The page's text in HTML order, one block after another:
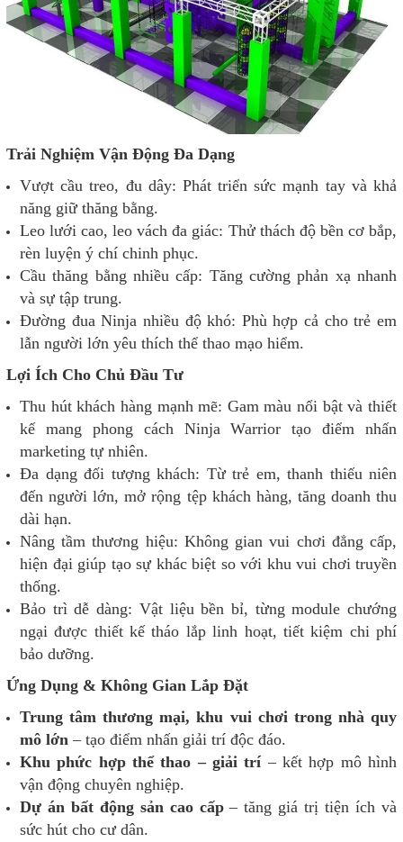
Trải Nghiệm Vận Động Đa Dạng
Vượt cầu treo, đu dây: Phát triển sức mạnh tay và khả
năng giữ thăng bằng.
Leo lưới cao, leo vách đa giác: Thử thách độ bền cơ bắp,
rèn luyện ý chí chinh phục.
Cầu thăng bằng nhiều cấp: Tăng cường phản xạ nhanh
và sự tập trung.
Đường đua Ninja nhiều độ khó: Phù hợp cả cho trẻ em
lẫn người lớn yêu thích thể thao mạo hiểm.
Lợi Ích Cho Chủ Đầu Tư
Thu hút khách hàng mạnh mẽ: Gam màu nổi bật và thiết
kế mang phong cách Ninja Warrior tạo điểm nhấn
marketing tự nhiên.
Đa dạng đối tượng khách: Từ trẻ em, thanh thiếu niên
đến người lớn, mở rộng tệp khách hàng, tăng doanh thu
dài hạn.
Nâng tầm thương hiệu: Không gian vui chơi đẳng cấp,
hiện đại giúp tạo sự khác biệt so với khu vui chơi truyền
thống.
Bảo trì dễ dàng: Vật liệu bền bỉ, từng module chướng
ngại được thiết kế tháo lắp linh hoạt, tiết kiệm chi phí
bảo dưỡng.
Ứng Dụng & Không Gian Lắp Đặt
Trung tâm thương mại, khu vui chơi trong nhà quy
mô lớn – tạo điểm nhấn giải trí độc đáo.
Khu phức hợp thể thao – giải trí – kết hợp mô hình
vận động chuyên nghiệp.
Dự án bất động sản cao cấp– tăng giá trị tiện ích và
sức hút cho cư dân.